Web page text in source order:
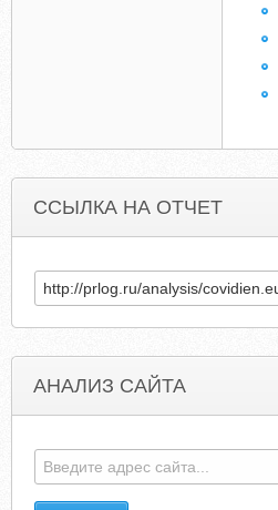
ССЫЛКА НА ОТЧЕТ
АНАЛИЗ САЙТА